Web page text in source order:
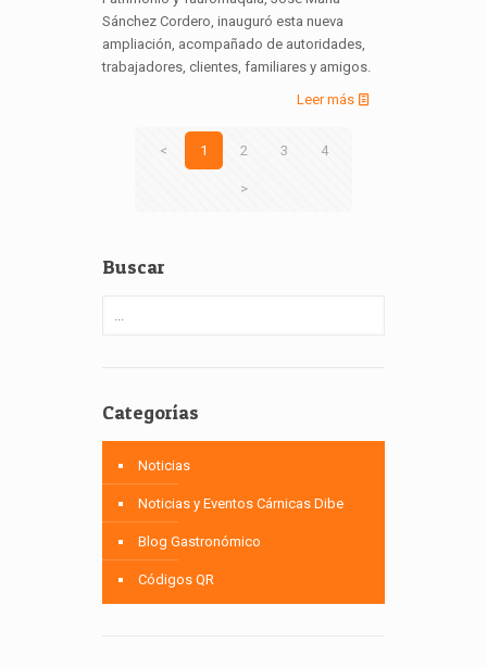
Sánchez Cordero, inauguró esta nueva
ampliación, acompañado de autoridades,
trabajadores, clientes, familiares y amigos.
Leer más
< 1 2 3 4
>
Buscar
Categorías
Noticias
Noticias y Eventos Cárnicas Dibe
Blog Gastronómico
Códigos QR